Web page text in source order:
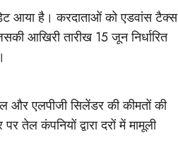
आया है। करदाताओं को एडवांस टैक्स
आखिरी तारीख 15 जून निर्धारित
और एलपीजी सिलेंडर की कीमतों की
तेल कंपनियों द्वारा दरों में मामूली